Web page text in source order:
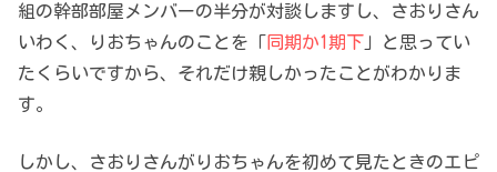
組の幹部部屋メンバーの半分が対談しますし、さおりさん
いわく、りおちゃんのことを「 同期か1期下 」と思ってい
たくらいですから、それだけ親しかったことがわかりま
す。
しかし、さおりさんがりおちゃんを初めて見たときのエピ